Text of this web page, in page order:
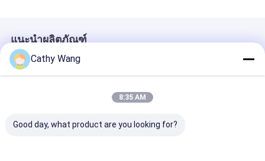
แนะนำผลิตภัณฑ์
Cathy Wang
8:35 AM
Good day, what product are you looking for?